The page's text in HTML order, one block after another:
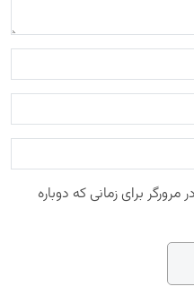
برای زمانی که دوباره